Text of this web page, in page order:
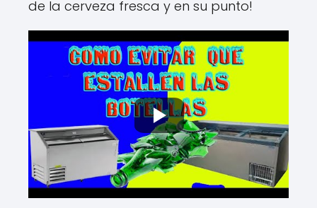
de la cerveza fresca y en su punto!